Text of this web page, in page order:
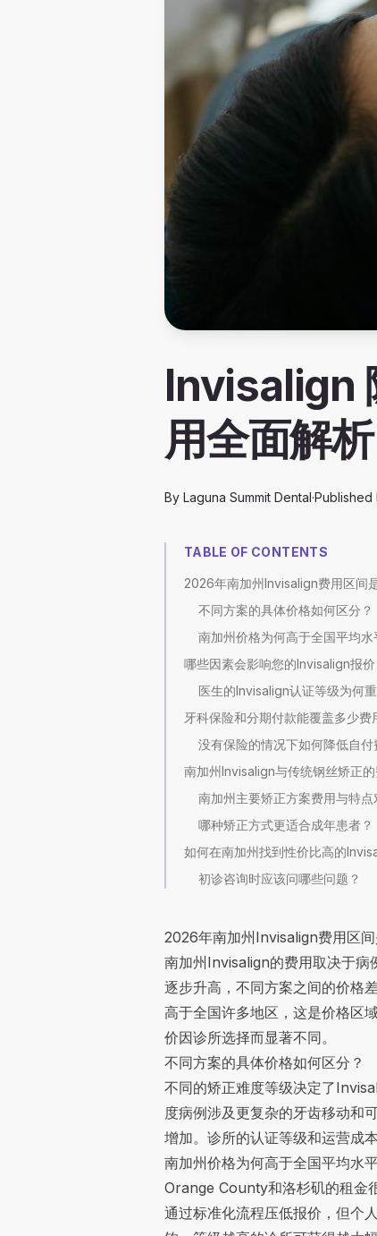
Invisalign
用全面解析
By Laguna Summit Dental ·Published
TABLE OF CONTENTS
2026年南加州Invisalign费用区间
不同方案的具体价格如何区分？
南加州价格为何高于全国平均水
哪些因素会影响您的Invisalign报价
医生的Invisalign认证等级为何重
牙科保险和分期付款能覆盖多少费
没有保险的情况下如何降低自付
南加州Invisalign与传统钢丝矫正
南加州主要矫正方案费用与特点
哪种矫正方式更适合成年患者？
如何在南加州找到性价比高的
初诊咨询时应该问哪些问题？
2026年南加州Invisalign费用区间
南加州Invisalign的费用取决于病
逐步升高，不同方案之间的价格
高于全国许多地区，这是价格区
价因诊所选择而显著不同。
不同方案的具体价格如何区分？
不同的矫正难度等级决定了
度病例涉及更复杂的牙齿移动和
增加。诊所的认证等级和运营成
南加州价格为何高于全国平均水
Orange County和洛杉矶的租金
通过标准化流程压低报价，但个